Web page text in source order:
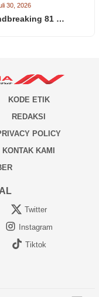
30, 2026
81 …
KODE ETIK
REDAKSI
POLICY
KONTAK KAMI
Twitter
Instagram
Tiktok